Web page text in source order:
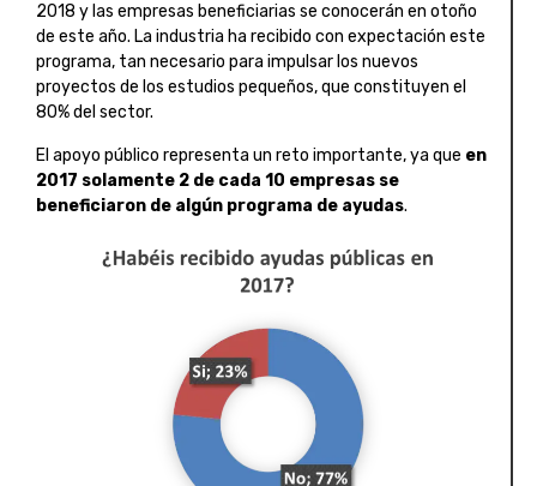
2018 y las empresas beneficiarias se conocerán en otoño
de este año. La industria ha recibido con expectación este
programa, tan necesario para impulsar los nuevos
proyectos de los estudios pequeños, que constituyen el
80% del sector.
El apoyo público representa un reto importante, ya que en
2017 solamente 2 de cada 10 empresas se
beneficiaron de algún programa de ayudas.